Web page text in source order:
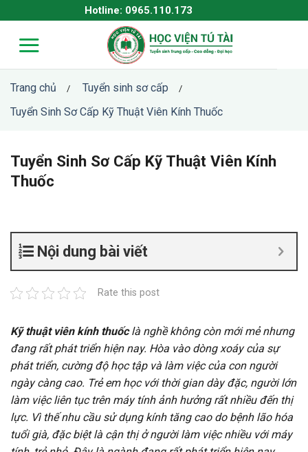
to
content
Hotline: 0965.110.173
Trang chủ / Tuyển sinh sơ cấp /
Tuyển Sinh Sơ Cấp Kỹ Thuật Viên Kính Thuốc
Tuyển Sinh Sơ Cấp Kỹ Thuật Viên Kính
Thuốc
Nội dung bài viết
Rate this post
Kỹ thuật viên kính thuốclà nghề không còn mới mẻ nhưng
đang rất phát triển hiện nay. Hòa vào dòng xoáy của sự
phát triển, cường độ học tập và làm việc của con người
ngày càng cao. Trẻ em học với thời gian dày đặc, người lớn
làm việc liên tục trên máy tính ảnh hưởng rất nhiều đến thị
lực. Vì thế nhu cầu sử dụng kính tăng cao do bệnh lão hóa
tuổi già, đặc biệt là cận thị ở người làm việc nhiều với máy